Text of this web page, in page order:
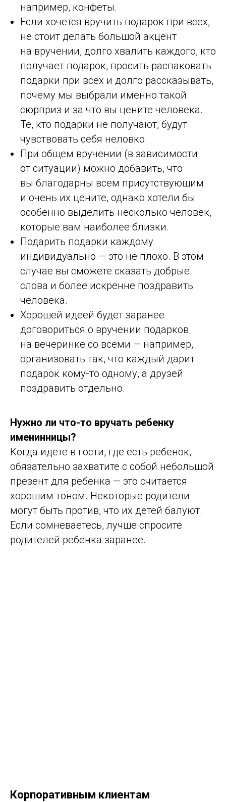
например, конфеты.
Если хочется вручить подарок при всех,
не стоит делать большой акцент
на вручении, долго хвалить каждого, кто
получает подарок, просить распаковать
подарки при всех и долго рассказывать,
почему мы выбрали именно такой
сюрприз и за что вы цените человека.
Те, кто подарки не получают, будут
чувствовать себя неловко.
При общем вручении (в зависимости
от ситуации) можно добавить, что
вы благодарны всем присутствующим
и очень их цените, однако хотели бы
особенно выделить несколько человек,
которые вам наиболее близки.
Подарить подарки каждому
индивидуально — это не плохо. В этом
случае вы сможете сказать добрые
слова и более искренне поздравить
человека.
Хорошей идеей будет заранее
договориться о вручении подарков
на вечеринке со всеми — например,
организовать так, что каждый дарит
подарок кому-то одному, а друзей
поздравить отдельно.
Нужно ли что-то вручать ребенку
именинницы?
Когда идете в гости, где есть ребенок,
обязательно захватите с собой небольшой
презент для ребенка — это считается
хорошим тоном. Некоторые родители
могут быть против, что их детей балуют.
Если сомневаетесь, лучше спросите
родителей ребенка заранее.
Корпоративным клиентам